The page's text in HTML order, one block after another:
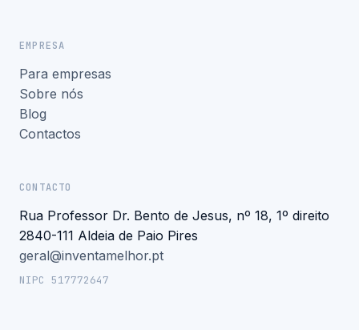
EMPRESA
Para empresas
Sobre nós
Blog
Contactos
CONTACTO
Rua Professor Dr. Bento de Jesus, nº 18, 1º direito
2840-111 Aldeia de Paio Pires
geral@inventamelhor.pt
NIPC 517772647